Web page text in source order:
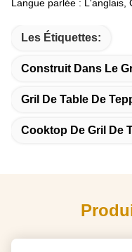
Langue parlée : L'anglais,
Les Étiquettes:
Construit Dans Le
Gril De Table De
Cooktop De Gril De